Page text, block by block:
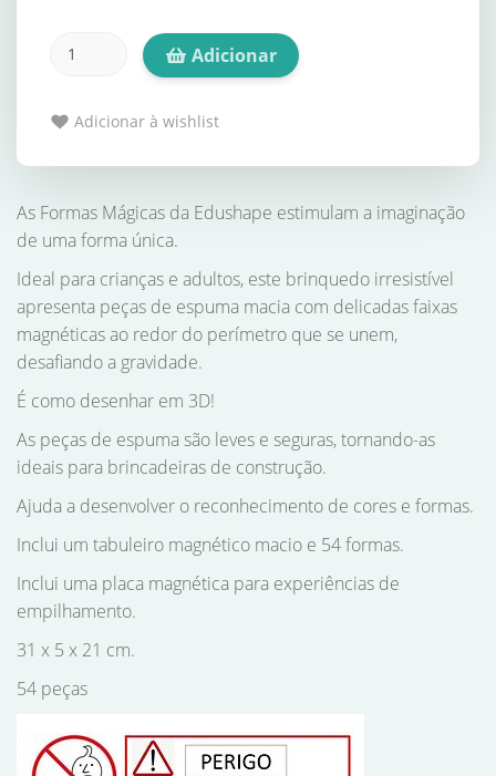
Adicionar
Adicionar à wishlist
As Formas Mágicas da Edushape estimulam a imaginação
de uma forma única.
Ideal para crianças e adultos, este brinquedo irresistível
apresenta peças de espuma macia com delicadas faixas
magnéticas ao redor do perímetro que se unem,
desafiando a gravidade.
É como desenhar em 3D!
As peças de espuma são leves e seguras, tornando-as
ideais para brincadeiras de construção.
Ajuda a desenvolver o reconhecimento de cores e formas.
Inclui um tabuleiro magnético macio e 54 formas.
Inclui uma placa magnética para experiências de
empilhamento.
31 x 5 x 21 cm.
54 peças